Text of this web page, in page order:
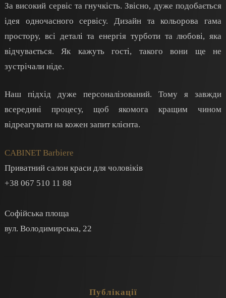
За високий сервіс та гнучкість. Звісно, дуже подобається
ідея одночасного сервісу. Дизайн та кольорова гама
простору, всі деталі та енергія турботи та любові, яка
відчувається. Як кажуть гості, такого вони ще не
зустрічали ніде.
Наш підхід дуже персоналізований. Тому я завжди
всередині процесу, щоб якомога кращим чином
відреагувати на кожен запит клієнта.
CABINET Barbiere
Приватний салон краси для чоловіків
+38 067 510 11 88
Софійська площа
вул. Володимирська, 22
Публікації